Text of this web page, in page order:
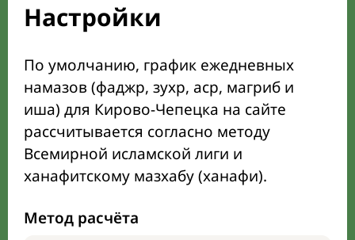
Настройки
По умолчанию, график ежедневных
намазов (фаджр, зухр, аср, магриб и
иша) для Кирово-Чепецка на сайте
рассчитывается согласно методу
Всемирной исламской лиги и
ханафитскому мазхабу (ханафи).
Метод расчёта